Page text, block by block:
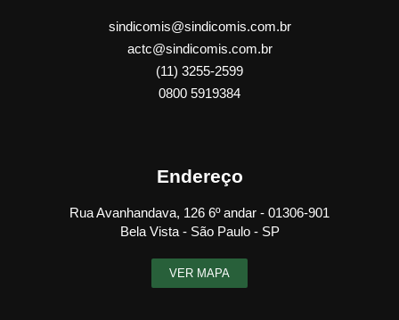
sindicomis@sindicomis.com.br
actc@sindicomis.com.br
(11) 3255-2599
0800 5919384
Endereço
Rua Avanhandava, 126 6º andar - 01306-901
Bela Vista - São Paulo - SP
VER MAPA